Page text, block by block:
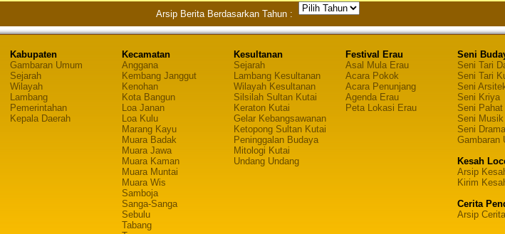
Arsip Berita Berdasarkan Tahun :
Kabupaten
Gambaran Umum
Sejarah
Wilayah
Lambang
Pemerintahan
Kepala Daerah
Kecamatan
Anggana
Kembang Janggut
Kenohan
Kota Bangun
Loa Janan
Loa Kulu
Marang Kayu
Muara Badak
Muara Jawa
Muara Kaman
Muara Muntai
Muara Wis
Samboja
Sanga-Sanga
Sebulu
Tabang
Kesultanan
Sejarah
Lambang Kesultanan
Wilayah Kesultanan
Silsilah Sultan Kutai
Keraton Kutai
Gelar Kebangsawanan
Ketopong Sultan Kutai
Peninggalan Budaya
Mitologi Kutai
Undang Undang
Festival Erau
Asal Mula Erau
Acara Pokok
Acara Penunjang
Agenda Erau
Peta Lokasi Erau
Seni
Seni Tari
Seni Tari
Seni
Seni Kriya
Seni Pahat
Seni Musik
Seni Drama
Gambaran
Kesah
Arsip
Kirim
Cerita
Arsip